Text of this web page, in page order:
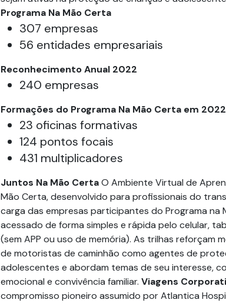
Programa Na Mão Certa
307 empresas
56 entidades empresariais
Reconhecimento Anual 2022
240 empresas
Formações do Programa Na Mão Certa em 2022
23 oficinas formativas
124 pontos focais
431 multiplicadores
Juntos Na Mão CertaO Ambiente Virtual de
Mão Certa, desenvolvido para profissionais do
carga das empresas participantes do Programa na
acessado de forma simples e rápida pelo celular,
(sem APP ou uso de memória). As trilhas reforçam
de motoristas de caminhão como agentes de
adolescentes e abordam temas de seu interesse,
emocional e convivência familiar. Viagens
compromisso pioneiro assumido por Atlantica